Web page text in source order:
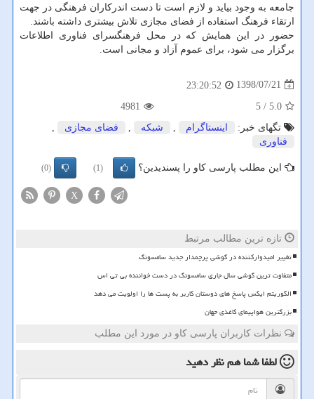
جامعه به وجود بیاید و لازم است تا دست اندركاران فرهنگی در جهت
ارتقاء فرهنگ استفاده از فضای مجازی تلاش بیشتری داشته باشند.
حضور در این همایش كه در محل فرهنگسرای فناوری اطلاعات
برگزار می شود، برای عموم آزاد و مجانی است.
1398/07/21
23:20:52
5.0
/ 5
4981
تگهای خبر:
اینستاگرام , شبكه , فضای مجازی
,
فناوری
این مطلب پارسی کاو را پسندیدین؟ (1)
(0)
X
تازه ترین مطالب مرتبط
تغییر امیدوارکننده در گوشی پرچمدار جدید سامسونگ
متفاوت ترین گوشی سال جاری سامسونگ در دست خواننده بی تی اس
الگوریتم ایکس پاسخ های دوستان کاربر به پست ها را اولویت می دهد
بزرگترین هواپیمای کاغذی جهان
نظرات کاربران پارسی کاو در مورد این مطلب
لطفا شما همنظر دهید